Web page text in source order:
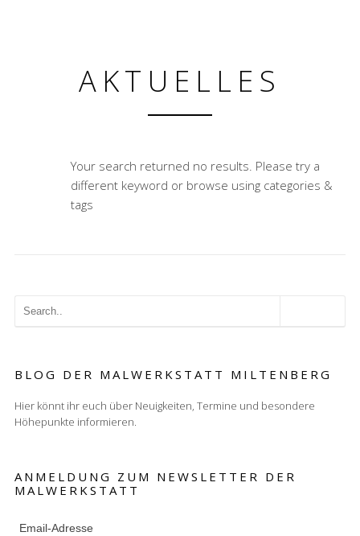
AKTUELLES
Your search returned no results. Please try a
different keyword or browse using categories &
tags
BLOG DER MALWERKSTATT MILTENBERG
Hier könnt ihr euch über Neuigkeiten, Termine und besondere
Höhepunkte informieren.
ANMELDUNG ZUM NEWSLETTER DER
MALWERKSTATT
Email-Adresse